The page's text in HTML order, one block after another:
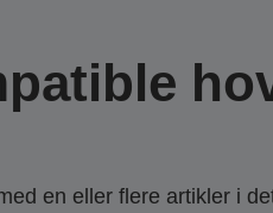
en eller flere artikler i